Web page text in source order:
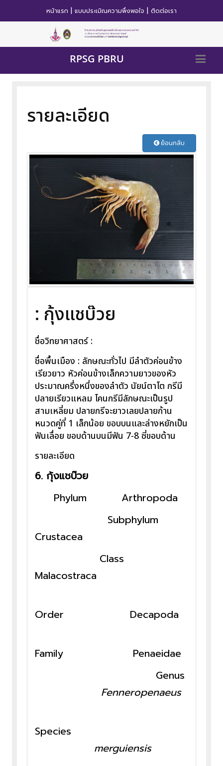
หน้าแรก | แบบประเมิณความพึ่งพอใจ | ติดต่อเรา
RPSG PBRU
รายละเอียด
ย้อนกลับ
: กุ้งแชบ๊วย
ชื่อวิทยาศาสตร์ :
ชื่อพื้นเมือง : ลักษณะทั่วไป มีลำตัวค่อนข้าง
เรียวยาว หัวค่อนข้างเล็กความยาวของหัว
ประมาณครึ่งหนึ่งของลำตัว นัยน์ตาโต กรีมี
ปลายเรียวแหลม โคนกรีมีลักษณะเป็นรูป
สามเหลี่ยม ปลายกรีจะยาวเลยปลายก้าน
หนวดคู่ที่ 1 เล็กน้อย ขอบบนและล่างหยักเป็น
ฟันเลื่อย ขอบด้านบนมีฟัน 7-8 ซี่ขอบด้าน
รายละเอียด
6. กุ้งแชบ๊วย
Phylum Arthropoda
Subphylum
Crustacea
Class
Malacostraca
Order Decapoda
Family Penaeidae
Genus
Fenneropenaeus
Species
merguiensis